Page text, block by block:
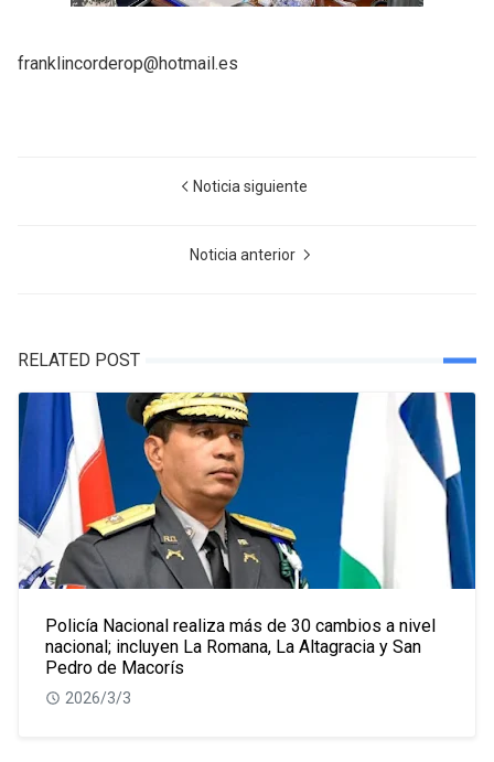
franklincorderop@hotmail.es
Noticia siguiente
Noticia anterior
RELATED POST
Policía Nacional realiza más de 30 cambios a nivel
nacional; incluyen La Romana, La Altagracia y San
Pedro de Macorís
2026/3/3